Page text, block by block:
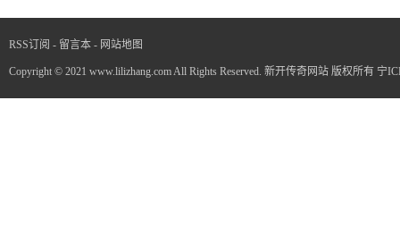
RSS订阅 - 留言本 - 网站地图
Copyright © 2021 www.lilizhang.com All Rights Reserved. 新开传奇网站 版权所有 宁